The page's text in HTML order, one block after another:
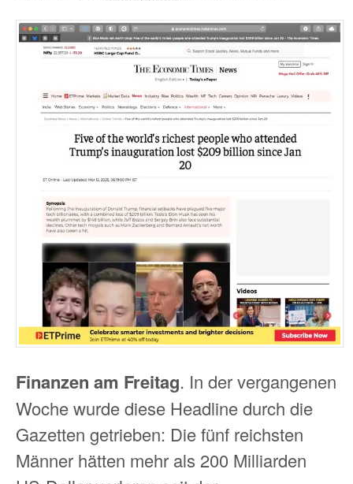
Finanzen am Freitag. In der vergangenen
Woche wurde diese Headline durch die
Gazetten getrieben: Die fünf reichsten
Männer hätten mehr als 200 Milliarden